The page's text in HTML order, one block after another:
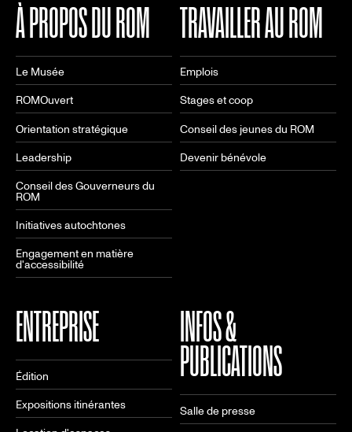
À PROPOS DU ROM
Le Musée
ROMOuvert
Orientation stratégique
Leadership
Conseil des Gouverneurs du
ROM
Initiatives autochtones
Engagement en matière
d'accessibilité
TRAVAILLER AU ROM
Emplois
Stages et coop
Conseil des jeunes du ROM
Devenir bénévole
ENTREPRISE
Édition
Expositions itinérantes
INFOS &
PUBLICATIONS
Salle de presse